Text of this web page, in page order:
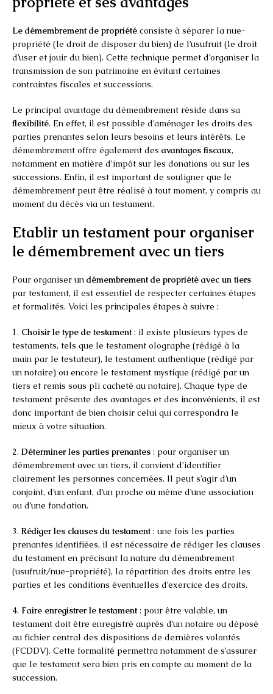
Le démembrement de propriété consiste à séparer la nue-
propriété (le droit de disposer du bien) de l’usufruit (le droit
d’user et jouir du bien). Cette technique permet d’organiser la
transmission de son patrimoine en évitant certaines
contraintes fiscales et successions.
Le principal avantage du démembrement réside dans sa
flexibilité. En effet, il est possible d’aménager les droits des
parties prenantes selon leurs besoins et leurs intérêts. Le
démembrement offre également des avantages fiscaux,
notamment en matière d’impôt sur les donations ou sur les
successions. Enfin, il est important de souligner que le
démembrement peut être réalisé à tout moment, y compris au
moment du décès via un testament.
Etablir un testament pour organiser
le démembrement avec un tiers
Pour organiser un démembrement de propriété avec un tiers
par testament, il est essentiel de respecter certaines étapes
et formalités. Voici les principales étapes à suivre :
1. Choisir le type de testament: il existe plusieurs types de
testaments, tels que le testament olographe (rédigé à la
main par le testateur), le testament authentique (rédigé par
un notaire) ou encore le testament mystique (rédigé par un
tiers et remis sous pli cacheté au notaire). Chaque type de
testament présente des avantages et des inconvénients, il est
donc important de bien choisir celui qui correspondra le
mieux à votre situation.
2. Déterminer les parties prenantes : pour organiser un
démembrement avec un tiers, il convient d’identifier
clairement les personnes concernées. Il peut s’agir d’un
conjoint, d’un enfant, d’un proche ou même d’une association
ou d’une fondation.
3. Rédiger les clauses du testament: une fois les parties
prenantes identifiées, il est nécessaire de rédiger les clauses
du testament en précisant la nature du démembrement
(usufruit/nue-propriété), la répartition des droits entre les
parties et les conditions éventuelles d’exercice des droits.
4. Faire enregistrer le testament: pour être valable, un
testament doit être enregistré auprès d’un notaire ou déposé
au fichier central des dispositions de dernières volontés
(FCDDV). Cette formalité permettra notamment de s’assurer
que le testament sera bien pris en compte au moment de la
succession.